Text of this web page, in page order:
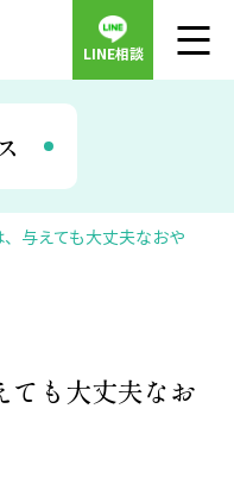
LINE相談
与えても大丈夫なおや
ても大丈夫なお